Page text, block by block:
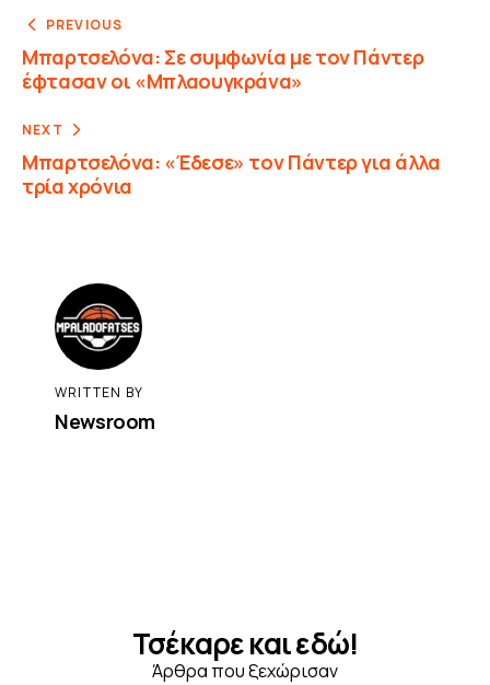
PREVIOUS
Μπαρτσελόνα: Σε συμφωνία με τον Πάντερ
έφτασαν οι «Μπλαουγκράνα»
NEXT
Μπαρτσελόνα: «Έδεσε» τον Πάντερ για άλλα
τρία χρόνια
WRITTEN BY
Newsroom
Τσέκαρε και εδώ!
Άρθρα που ξεχώρισαν